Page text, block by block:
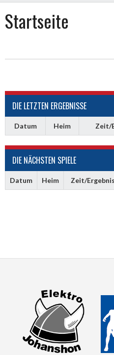
Startseite
DIE LETZTEN ERGEBNISSE
Datum Heim Zeit/
DIE NÄCHSTEN SPIELE
Datum Heim Zeit/